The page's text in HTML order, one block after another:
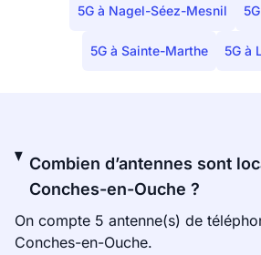
5G à Nagel-Séez-Mesnil
5G à Sainte-Marthe 5G à
Combien d’antennes sont
Conches-en-Ouche ?
On compte 5 antenne(s) de
Conches-en-Ouche.